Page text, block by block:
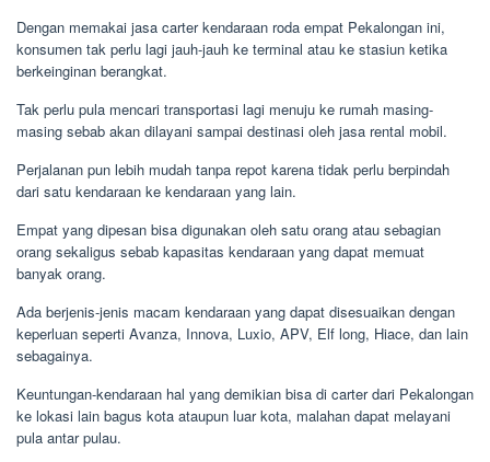
Dengan memakai jasa carter kendaraan roda empat Pekalongan ini,
konsumen tak perlu lagi jauh-jauh ke terminal atau ke stasiun ketika
berkeinginan berangkat.
Tak perlu pula mencari transportasi lagi menuju ke rumah masing-
masing sebab akan dilayani sampai destinasi oleh jasa rental mobil.
Perjalanan pun lebih mudah tanpa repot karena tidak perlu berpindah
dari satu kendaraan ke kendaraan yang lain.
Empat yang dipesan bisa digunakan oleh satu orang atau sebagian
orang sekaligus sebab kapasitas kendaraan yang dapat memuat
banyak orang.
Ada berjenis-jenis macam kendaraan yang dapat disesuaikan dengan
keperluan seperti Avanza, Innova, Luxio, APV, Elf long, Hiace, dan lain
sebagainya.
Keuntungan-kendaraan hal yang demikian bisa di carter dari Pekalongan
ke lokasi lain bagus kota ataupun luar kota, malahan dapat melayani
pula antar pulau.